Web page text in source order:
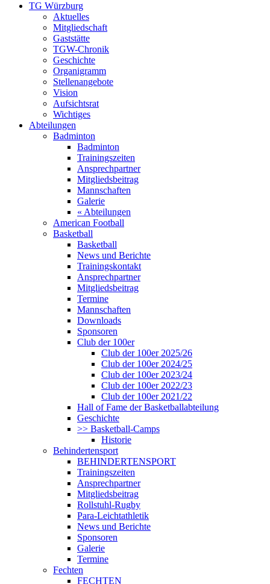
TG Würzburg
Aktuelles
Mitgliedschaft
Gaststätte
TGW-Chronik
Geschichte
Organigramm
Stellenangebote
Vision
Aufsichtsrat
Wichtiges
Abteilungen
Badminton
Badminton
Trainingszeiten
Ansprechpartner
Mitgliedsbeitrag
Mannschaften
Galerie
« Abteilungen
American Football
Basketball
Basketball
News und Berichte
Trainingskontakt
Ansprechpartner
Mitgliedsbeitrag
Termine
Mannschaften
Downloads
Sponsoren
Club der 100er
Club der 100er 2025/26
Club der 100er 2024/25
Club der 100er 2023/24
Club der 100er 2022/23
Club der 100er 2021/22
Hall of Fame der Basketballabteilung
Geschichte
>> Basketball-Camps
Historie
Behindertensport
BEHINDERTENSPORT
Trainingszeiten
Ansprechpartner
Mitgliedsbeitrag
Rollstuhl-Rugby
Para-Leichtathletik
News und Berichte
Sponsoren
Galerie
Termine
Fechten
FECHTEN